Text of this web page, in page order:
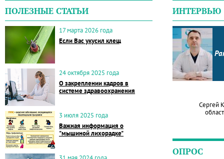
ПОЛЕЗНЫЕ СТАТЬИ
17 марта 2026 года
Если Вас укусил клещ
24 октября 2025 года
О закреплении кадров в
системе здравоохранения
3 июля 2025 года
Важная информация о
"мышиной лихорадке"
ИНТЕРВЬЮ
Сергей
ОПРОС